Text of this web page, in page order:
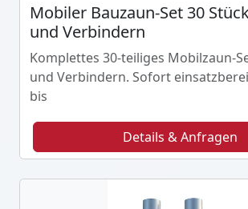
Mobiler Bauzaun-Set 30
und Verbindern
Komplettes 30-teiliges Mobilzaun-
und Verbindern. Sofort
bis
Details & Anfragen